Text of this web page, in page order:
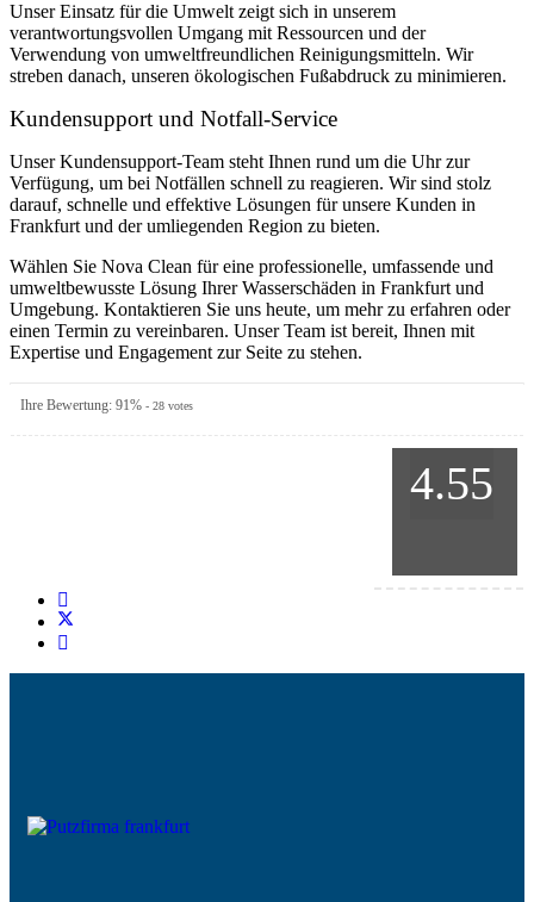
Unser Einsatz für die Umwelt zeigt sich in unserem
verantwortungsvollen Umgang mit Ressourcen und der
Verwendung von umweltfreundlichen Reinigungsmitteln. Wir
streben danach, unseren ökologischen Fußabdruck zu minimieren.
Kundensupport und Notfall-Service
Unser Kundensupport-Team steht Ihnen rund um die Uhr zur
Verfügung, um bei Notfällen schnell zu reagieren. Wir sind stolz
darauf, schnelle und effektive Lösungen für unsere Kunden in
Frankfurt und der umliegenden Region zu bieten.
Wählen Sie Nova Clean für eine professionelle, umfassende und
umweltbewusste Lösung Ihrer Wasserschäden in Frankfurt und
Umgebung. Kontaktieren Sie uns heute, um mehr zu erfahren oder
einen Termin zu vereinbaren. Unser Team ist bereit, Ihnen mit
Expertise und Engagement zur Seite zu stehen.
Ihre Bewertung: 91% - 28 votes
4.55